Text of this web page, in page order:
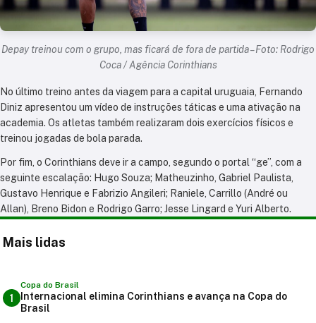
Depay treinou com o grupo, mas ficará de fora de partida – Foto: Rodrigo
Coca / Agência Corinthians
No último treino antes da viagem para a capital uruguaia, Fernando
Diniz apresentou um vídeo de instruções táticas e uma ativação na
academia. Os atletas também realizaram dois exercícios físicos e
treinou jogadas de bola parada.
Por fim, o Corinthians deve ir a campo, segundo o portal “ge”, com a
seguinte escalação: Hugo Souza; Matheuzinho, Gabriel Paulista,
Gustavo Henrique e Fabrizio Angileri; Raniele, Carrillo (André ou
Allan), Breno Bidon e Rodrigo Garro; Jesse Lingard e Yuri Alberto.
Mais lidas
1
Copa do Brasil
Internacional elimina Corinthians e avança na Copa do
Brasil